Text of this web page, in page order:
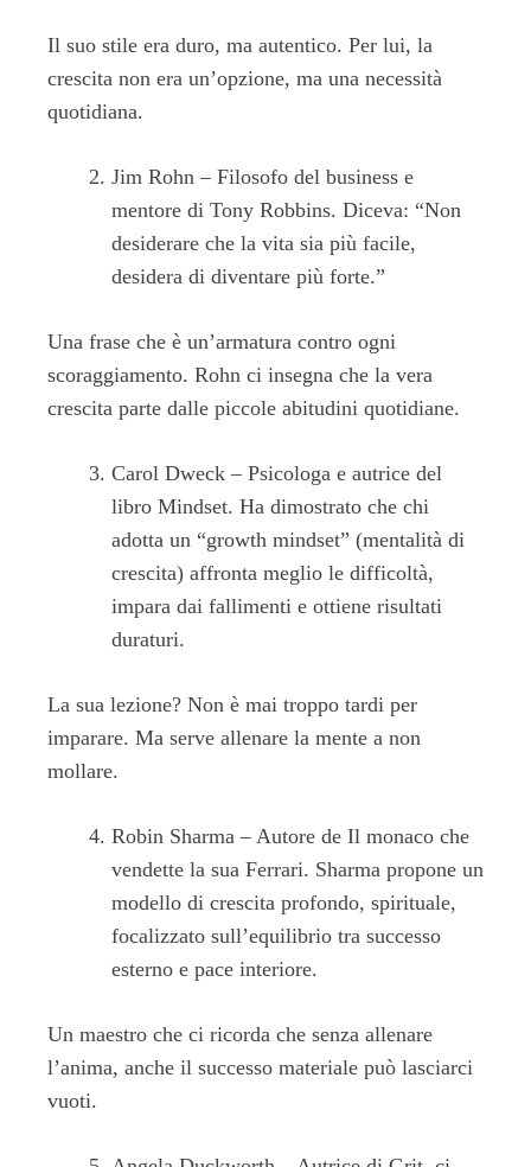
Il suo stile era duro, ma autentico. Per lui, la
crescita non era un’opzione, ma una necessità
quotidiana.
Jim Rohn – Filosofo del business e
mentore di Tony Robbins. Diceva: “Non
desiderare che la vita sia più facile,
desidera di diventare più forte.”
Una frase che è un’armatura contro ogni
scoraggiamento. Rohn ci insegna che la vera
crescita parte dalle piccole abitudini quotidiane.
Carol Dweck – Psicologa e autrice del
libro Mindset. Ha dimostrato che chi
adotta un “growth mindset” (mentalità di
crescita) affronta meglio le difficoltà,
impara dai fallimenti e ottiene risultati
duraturi.
La sua lezione? Non è mai troppo tardi per
imparare. Ma serve allenare la mente a non
mollare.
Robin Sharma – Autore de Il monaco che
vendette la sua Ferrari. Sharma propone un
modello di crescita profondo, spirituale,
focalizzato sull’equilibrio tra successo
esterno e pace interiore.
Un maestro che ci ricorda che senza allenare
l’anima, anche il successo materiale può lasciarci
vuoti.